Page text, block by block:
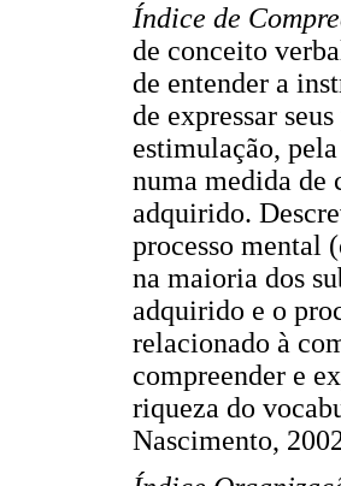
Índice de
de conceito
de entender a
de expressar
estimulação,
numa medida de
adquirido.
processo mental
na maioria dos
adquirido e o
relacionado à
compreender e
riqueza do
Nascimento,